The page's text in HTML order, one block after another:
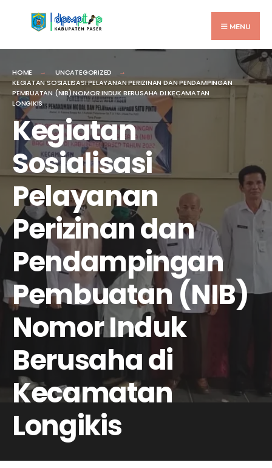
MENU
HOME
UNCATEGORIZED
KEGIATAN SOSIALISASI PELAYANAN PERIZINAN DAN PENDAMPINGAN
PEMBUATAN (NIB) NOMOR INDUK BERUSAHA DI KECAMATAN
LONGIKIS
Kegiatan
Sosialisasi
Pelayanan
Perizinan dan
Pendampingan
Pembuatan (NIB)
Nomor Induk
Berusaha di
Kecamatan
Longikis